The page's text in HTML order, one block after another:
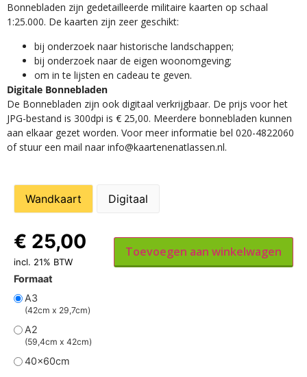
Bonnebladen zijn gedetailleerde militaire kaarten op schaal
1:25.000. De kaarten zijn zeer geschikt:​
​bij onderzoek naar historische landschappen;
bij onderzoek naar de eigen woonomgeving;
om in te lijsten en cadeau te geven.
Digitale Bonnebladen
De Bonnebladen zijn ook digitaal verkrijgbaar. De prijs voor het
JPG-bestand is 300dpi is € 25,00. Meerdere bonnebladen kunnen
aan elkaar gezet worden. Voor meer informatie bel 020-4822060
of stuur een mail naar info@kaartenenatlassen.nl.
Wandkaart Digitaal
Formaat
A3
(42cm x 29,7cm)
A2
(59,4cm x 42cm)
40x60cm
€ 25,00
incl. 21% BTW
Toevoegen aan winkelwagen